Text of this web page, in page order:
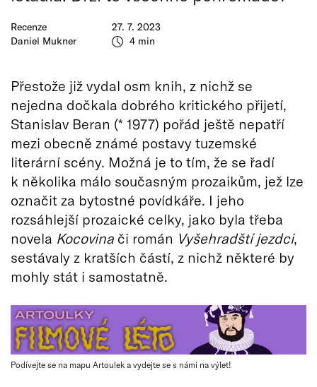
Recenze
Daniel Mukner
27. 7. 2023
4 min
Přestože již vydal osm knih, z nichž se
nejedna dočkala dobrého kritického přijetí,
Stanislav Beran (* 1977) pořád ještě nepatří
mezi obecně známé postavy tuzemské
literární scény. Možná je to tím, že se řadí
k několika málo současným prozaikům, jež lze
označit za bytostné povídkáře. I jeho
rozsáhlejší prozaické celky, jako byla třeba
novela Kocovina či román Vyšehradští jezdci,
sestávaly z kratších částí, z nichž některé by
mohly stát i samostatně.
Podívejte se na mapu Artoulek a vydejte se s námi na výlet!